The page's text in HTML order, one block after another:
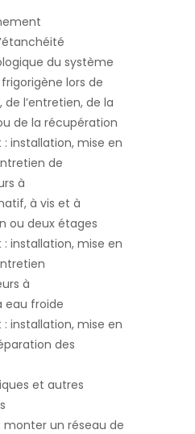
du système
lors de
de l’entretien, de la
de la récupération
installation, mise en
de
à
à vis et à
ou deux étages
installation, mise en
à
eau froide
installation, mise en
des
et autres
monter un réseau de